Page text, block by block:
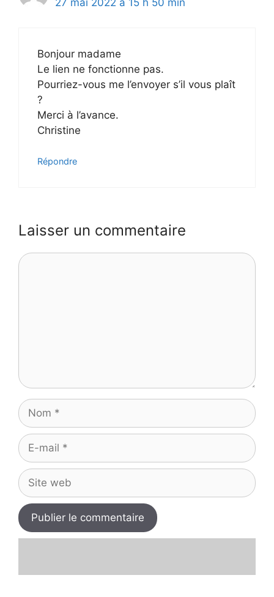
27 mai 2022 à 15 h 50 min
Bonjour madame
Le lien ne fonctionne pas.
Pourriez-vous me l’envoyer s’il vous plaît
?
Merci à l’avance.
Christine
Répondre
Laisser un commentaire
Commentaire
Nom
E-
mail
Site
web